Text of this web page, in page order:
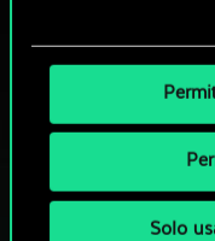
Solo